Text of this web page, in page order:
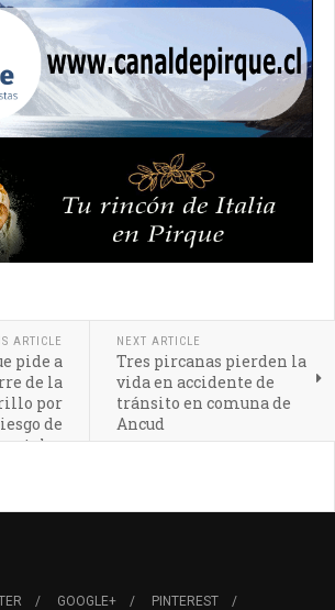
ARTICLE
pide a
de la
por
de
NEXT ARTICLE
Tres pircanas pierden la
vida en accidente de
tránsito en comuna de
Ancud
GOOGLE+
PINTEREST